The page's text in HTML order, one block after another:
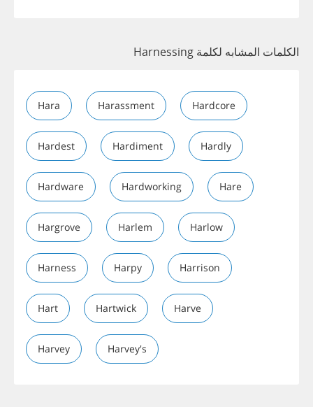
الكلمات المشابه لكلمة Harnessing
Hara Harassment Hardcore
Hardest Hardiment Hardly
Hardware Hardworking Hare
Hargrove Harlem Harlow
Harness Harpy Harrison
Hart Hartwick Harve
Harvey Harvey's